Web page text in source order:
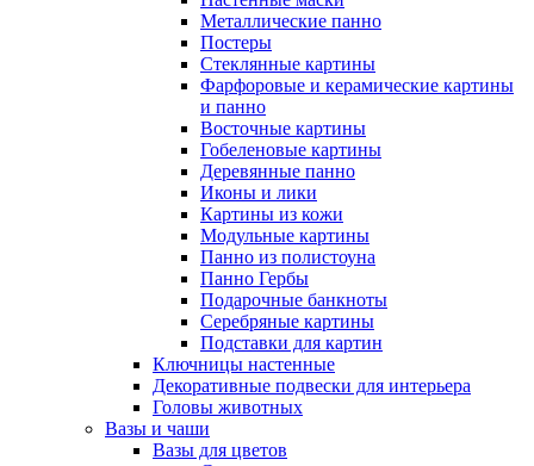
Металлические панно
Постеры
Стеклянные картины
Фарфоровые и керамические картины
и панно
Восточные картины
Гобеленовые картины
Деревянные панно
Иконы и лики
Картины из кожи
Модульные картины
Панно из полистоуна
Панно Гербы
Подарочные банкноты
Серебряные картины
Подставки для картин
Ключницы настенные
Декоративные подвески для интерьера
Головы животных
Вазы и чаши
Вазы для цветов